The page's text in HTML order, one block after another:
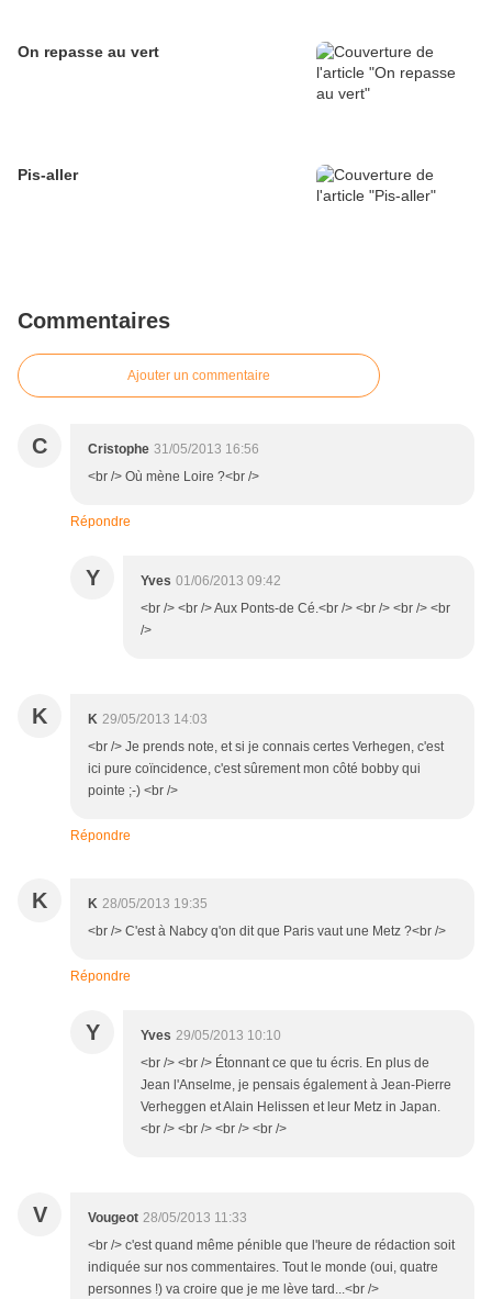
On repasse au vert
Pis-aller
Commentaires
Ajouter un commentaire
C Cristophe 31/05/2013 16:56
<br /> Où mène Loire ?<br />
Répondre
Y Yves 01/06/2013 09:42
<br /> <br /> Aux Ponts-de Cé.<br /> <br /> <br /> <br
/>
K K 29/05/2013 14:03
<br /> Je prends note, et si je connais certes Verhegen, c'est
ici pure coïncidence, c'est sûrement mon côté bobby qui
pointe ;-) <br />
Répondre
K K 28/05/2013 19:35
<br /> C'est à Nabcy q'on dit que Paris vaut une Metz ?<br />
Répondre
Y Yves 29/05/2013 10:10
<br /> <br /> Étonnant ce que tu écris. En plus de
Jean l'Anselme, je pensais également à Jean-Pierre
Verheggen et Alain Helissen et leur Metz in Japan.
<br /> <br /> <br /> <br />
V Vougeot 28/05/2013 11:33
<br /> c'est quand même pénible que l'heure de rédaction soit
indiquée sur nos commentaires. Tout le monde (oui, quatre
personnes !) va croire que je me lève tard...<br />